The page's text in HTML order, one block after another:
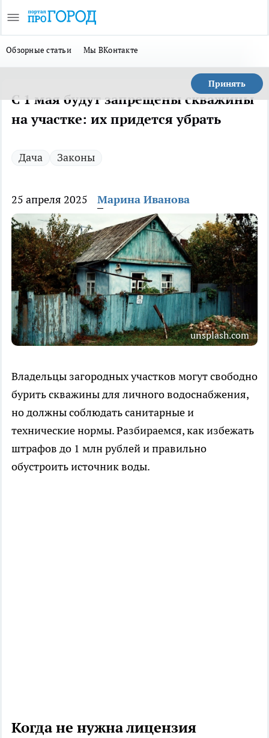
Обзорные статьи Мы ВКонтакте
Принять
С 1 мая будут запрещены скважины
на участке: их придется убрать
Дача Законы
25 апреля 2025 Марина Иванова
unsplash.com
Владельцы загородных участков могут свободно
бурить скважины для личного водоснабжения,
но должны соблюдать санитарные и
технические нормы. Разбираемся, как избежать
штрафов до 1 млн рублей и правильно
обустроить источник воды.
Когда не нужна лицензия